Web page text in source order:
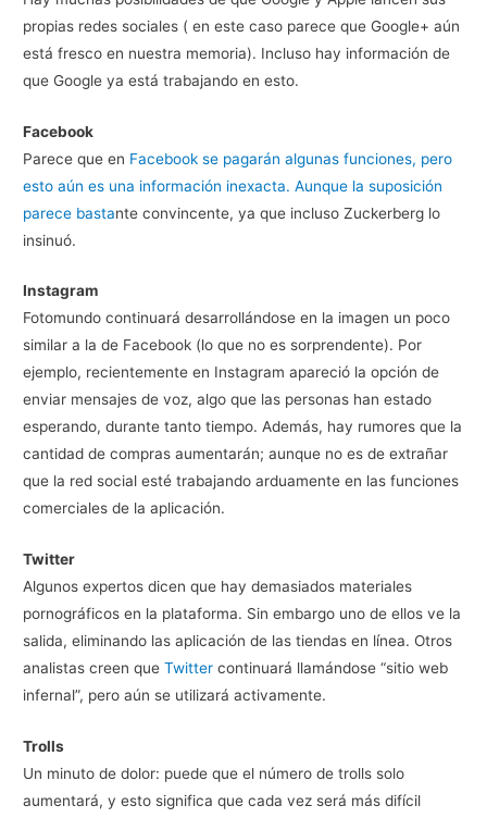
propias redes sociales ( en este caso parece que Google+ aún
está fresco en nuestra memoria). Incluso hay información de
que Google ya está trabajando en esto.
Facebook
Parece que en Facebook se pagarán algunas funciones, pero
esto aún es una información inexacta. Aunque la suposición
parece bastante convincente, ya que incluso Zuckerberg lo
insinuó.
Instagram
Fotomundo continuará desarrollándose en la imagen un poco
similar a la de Facebook (lo que no es sorprendente). Por
ejemplo, recientemente en Instagram apareció la opción de
enviar mensajes de voz, algo que las personas han estado
esperando, durante tanto tiempo. Además, hay rumores que la
cantidad de compras aumentarán; aunque no es de extrañar
que la red social esté trabajando arduamente en las funciones
comerciales de la aplicación.
Twitter
Algunos expertos dicen que hay demasiados materiales
pornográficos en la plataforma. Sin embargo uno de ellos ve la
salida, eliminando las aplicación de las tiendas en línea. Otros
analistas creen queTwitter continuará llamándose “sitio web
infernal”, pero aún se utilizará activamente.
Trolls
Un minuto de dolor: puede que el número de trolls solo
aumentará, y esto significa que cada vez será más difícil